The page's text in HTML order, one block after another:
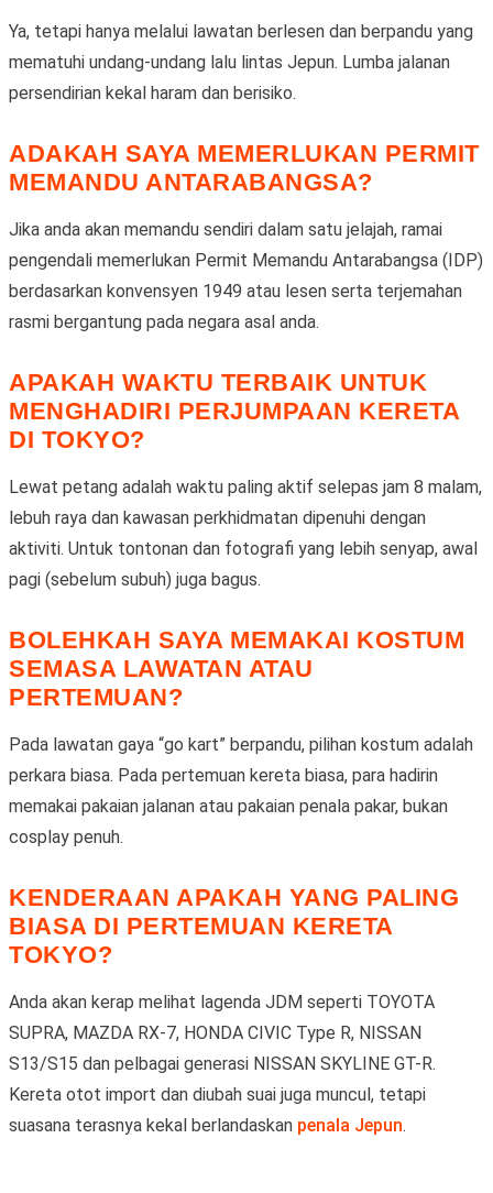
Ya, tetapi hanya melalui lawatan berlesen dan berpandu yang
mematuhi undang-undang lalu lintas Jepun. Lumba jalanan
persendirian kekal haram dan berisiko.
ADAKAH SAYA MEMERLUKAN PERMIT
MEMANDU ANTARABANGSA?
Jika anda akan memandu sendiri dalam satu jelajah, ramai
pengendali memerlukan Permit Memandu Antarabangsa (IDP)
berdasarkan konvensyen 1949 atau lesen serta terjemahan
rasmi bergantung pada negara asal anda.
APAKAH WAKTU TERBAIK UNTUK
MENGHADIRI PERJUMPAAN KERETA
DI TOKYO?
Lewat petang adalah waktu paling aktif selepas jam 8 malam,
lebuh raya dan kawasan perkhidmatan dipenuhi dengan
aktiviti. Untuk tontonan dan fotografi yang lebih senyap, awal
pagi (sebelum subuh) juga bagus.
BOLEHKAH SAYA MEMAKAI KOSTUM
SEMASA LAWATAN ATAU
PERTEMUAN?
Pada lawatan gaya “go kart” berpandu, pilihan kostum adalah
perkara biasa. Pada pertemuan kereta biasa, para hadirin
memakai pakaian jalanan atau pakaian penala pakar, bukan
cosplay penuh.
KENDERAAN APAKAH YANG PALING
BIASA DI PERTEMUAN KERETA
TOKYO?
Anda akan kerap melihat lagenda JDM seperti TOYOTA
SUPRA, MAZDA RX-7, HONDA CIVIC Type R, NISSAN
S13/S15 dan pelbagai generasi NISSAN SKYLINE GT-R.
Kereta otot import dan diubah suai juga muncul, tetapi
suasana terasnya kekal berlandaskan penala Jepun.